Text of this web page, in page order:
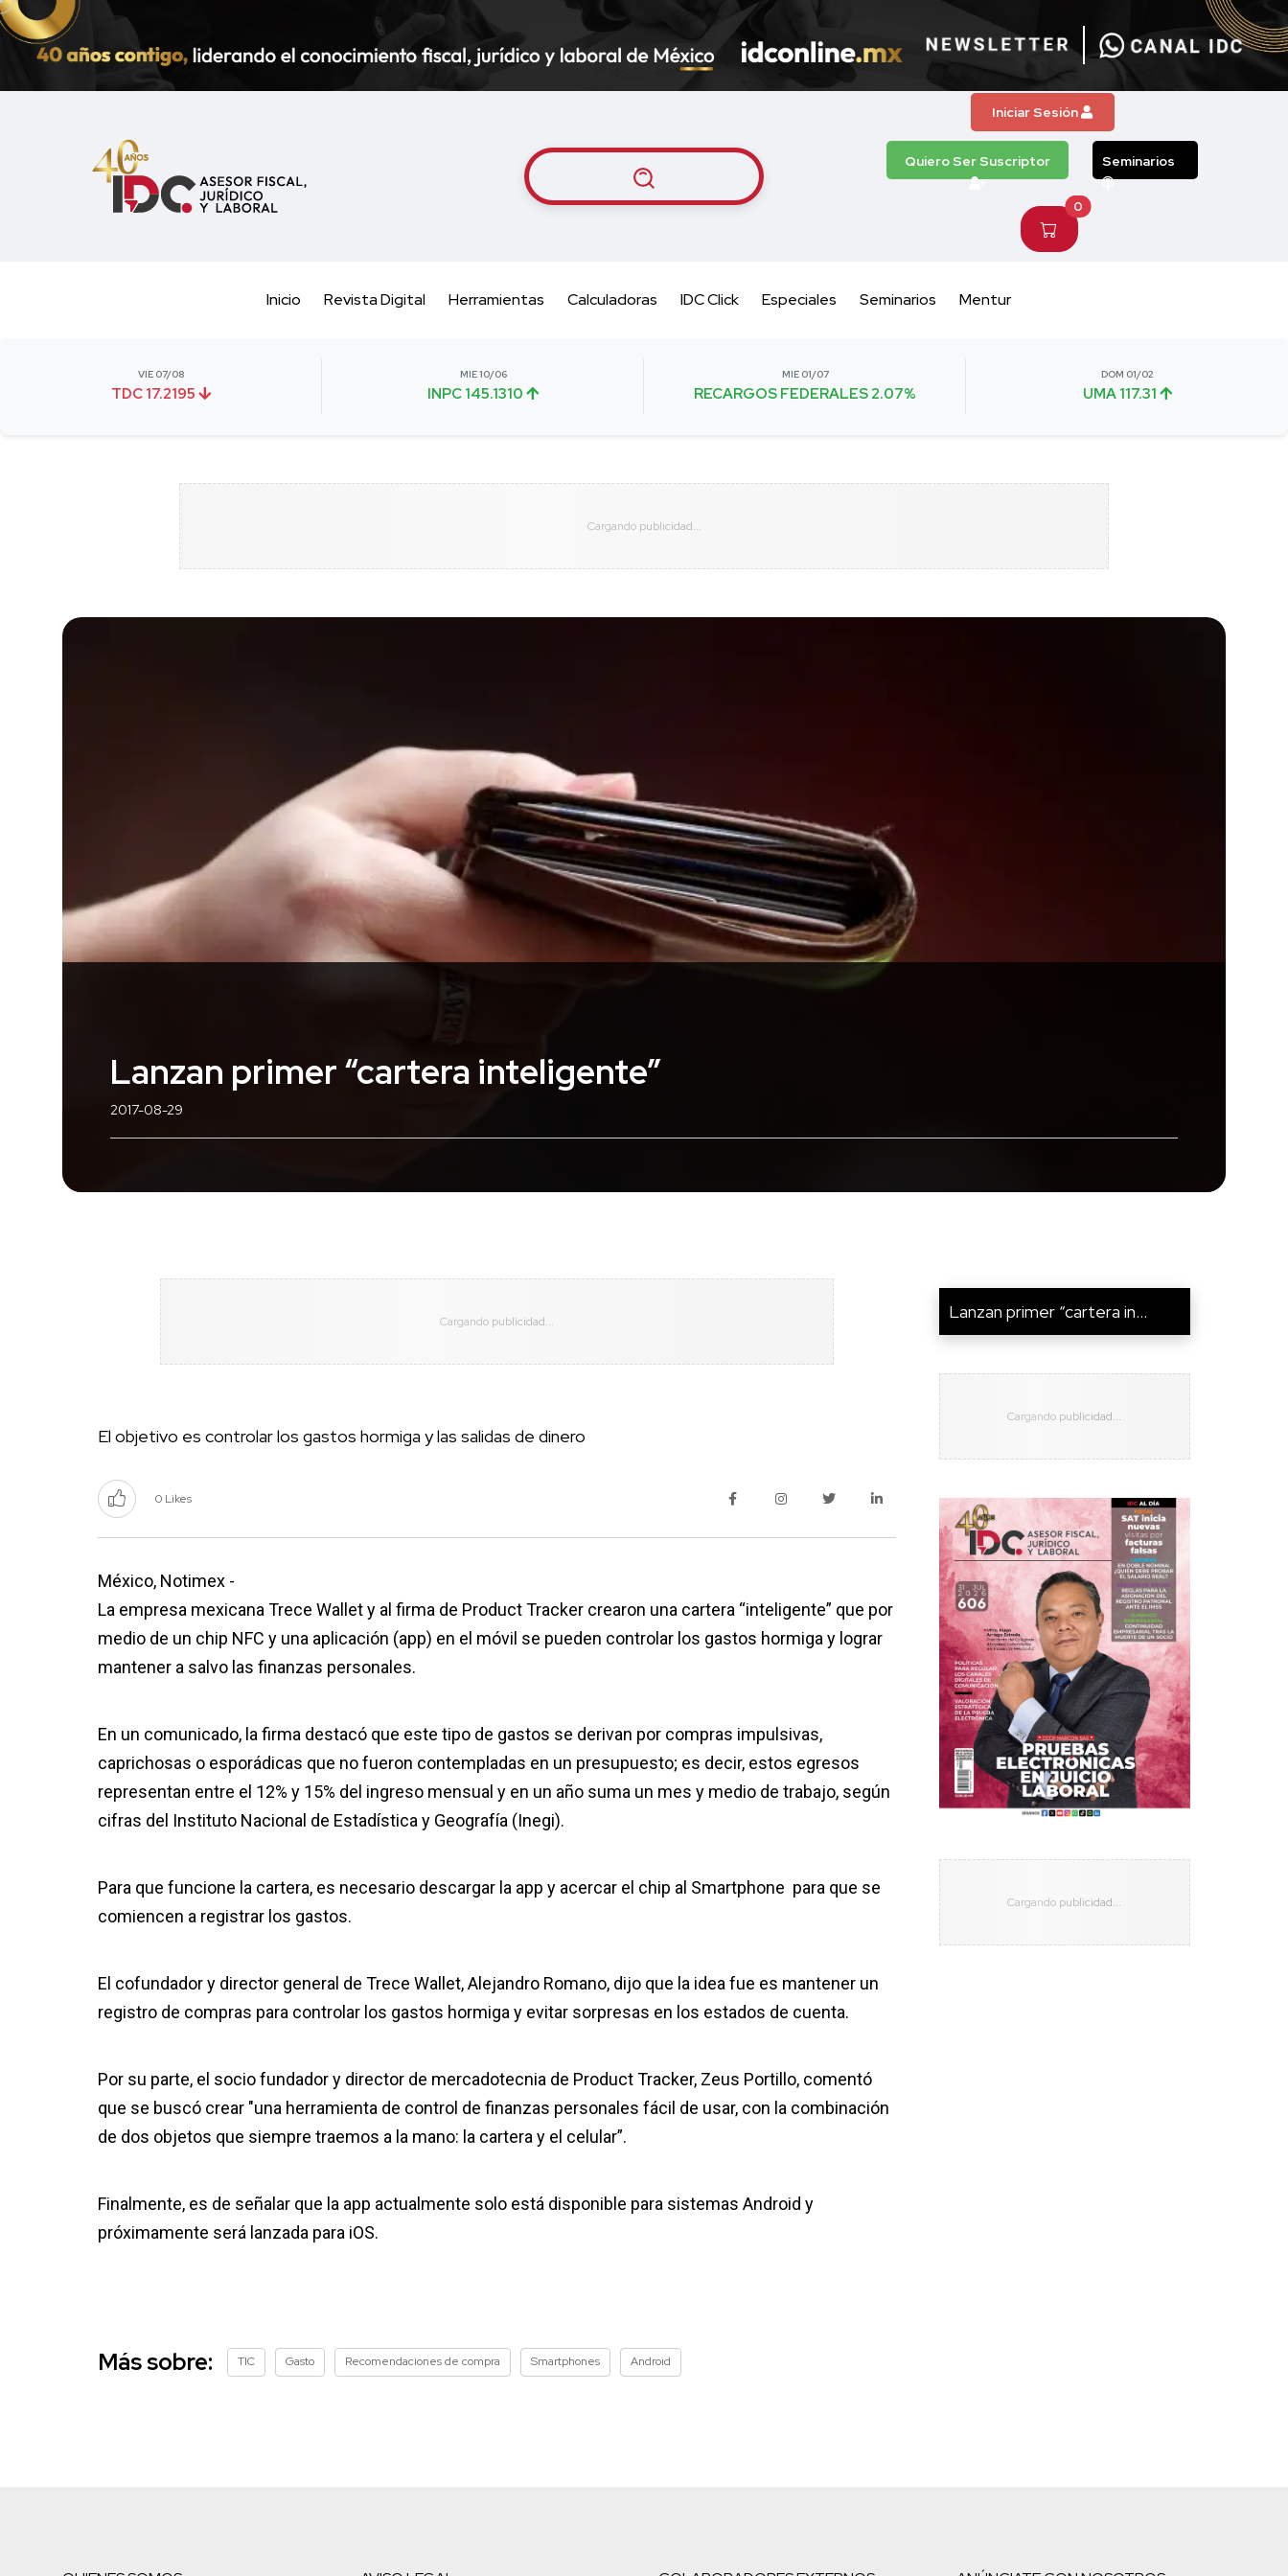
Iniciar Sesión
Quiero Ser Suscriptor Seminarios
0
Inicio Revista Digital Herramientas Calculadoras IDC Click Especiales Seminarios Mentur
VIE 07/08
TDC 17.2195
MIE 10/06
INPC 145.1310
MIE 01/07
RECARGOS FEDERALES 2.07%
DOM 01/02
UMA 117.31
Lanzan primer “cartera inteligente”
2017-08-29
El objetivo es controlar los gastos hormiga y las salidas de dinero
0 Likes
México, Notimex -
La empresa mexicana Trece Wallet y al firma de Product Tracker crearon una cartera “inteligente” que por
medio de un chip NFC y una aplicación (app) en el móvil se pueden controlar los gastos hormiga y lograr
mantener a salvo las finanzas personales.
En un comunicado, la firma destacó que este tipo de gastos se derivan por compras impulsivas,
caprichosas o esporádicas que no fueron contempladas en un presupuesto; es decir, estos egresos
representan entre el 12% y 15% del ingreso mensual y en un año suma un mes y medio de trabajo, según
cifras del Instituto Nacional de Estadística y Geografía (Inegi).
Para que funcione la cartera, es necesario descargar la app y acercar el chip al Smartphone para que se
comiencen a registrar los gastos.
El cofundador y director general de Trece Wallet, Alejandro Romano, dijo que la idea fue es mantener un
registro de compras para controlar los gastos hormiga y evitar sorpresas en los estados de cuenta.
Por su parte, el socio fundador y director de mercadotecnia de Product Tracker, Zeus Portillo, comentó
que se buscó crear "una herramienta de control de finanzas personales fácil de usar, con la combinación
de dos objetos que siempre traemos a la mano: la cartera y el celular”.
Finalmente, es de señalar que la app actualmente solo está disponible para sistemas Android y
próximamente será lanzada para iOS.
Lanzan primer “cartera in...
Más sobre: TIC Gasto Recomendaciones de compra Smartphones Android